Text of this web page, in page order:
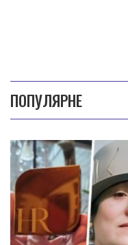
ПОПУЛЯРНЕ